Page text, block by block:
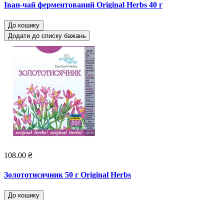
Іван-чай ферментований Original Herbs 40 г
До кошику
Додати до списку бажань
108.00 ₴
Золототисячник 50 г Original Herbs
До кошику